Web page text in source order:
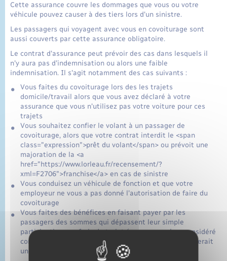
Cette assurance couvre les dommages que vous ou votre
véhicule pouvez causer à des tiers lors d'un sinistre.
Les passagers qui voyagent avec vous en covoiturage sont
aussi couverts par cette assurance obligatoire.
Le contrat d'assurance peut prévoir des cas dans lesquels il
n'y aura pas d'indemnisation ou alors une faible
indemnisation. Il s'agit notamment des cas suivants :
Vous faites du covoiturage lors des les trajets
domicile/travail alors que vous avez déclaré à votre
assurance que vous n'utilisez pas votre voiture pour ces
trajets
Vous souhaitez confier le volant à un passager de
covoiturage, alors que votre contrat interdit le <span
class="expression">prêt du volant</span> ou prévoit une
majoration de la <a
href="https://www.lorleau.fr/recensement/?
xml=F2706">franchise</a> en cas de sinistre
Vous conduisez un véhicule de fonction et que votre
employeur ne vous a pas donné l'autorisation de faire du
covoiturage
Vous faites des bénéfices en faisant payer par les
passagers des sommes qui dépassent leur simple
participation aux frais du trajet (vous serez alors considéré
comme un transporteur professionnel, ce qui nécessiterait
une assurance professionnelle spécifique)